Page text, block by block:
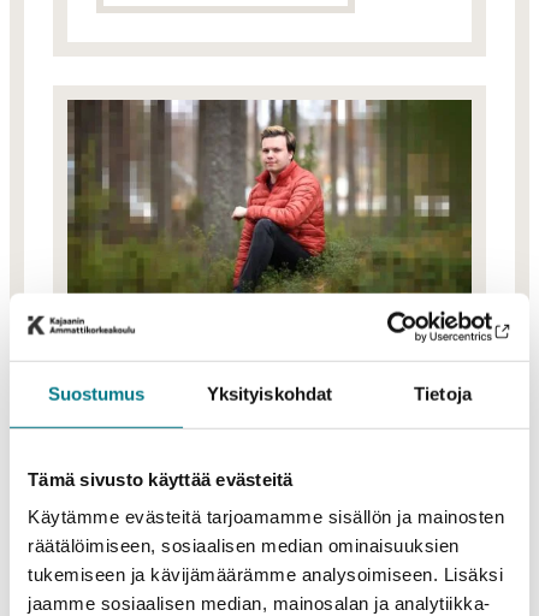
Suostumus Yksityiskohdat Tietoja
Tämä sivusto käyttää evästeitä
Käytämme evästeitä tarjoamamme sisällön ja mainosten
räätälöimiseen, sosiaalisen median ominaisuuksien
tukemiseen ja kävijämäärämme analysoimiseen. Lisäksi
jaamme sosiaalisen median, mainosalan ja analytiikka-
Technology
Bachelor’s Degree in
Information Technology,
Age of AI, capital region,
part-time
Application
period
Additional
Application
25.2.-6.3.2026
MORE INFORMATION